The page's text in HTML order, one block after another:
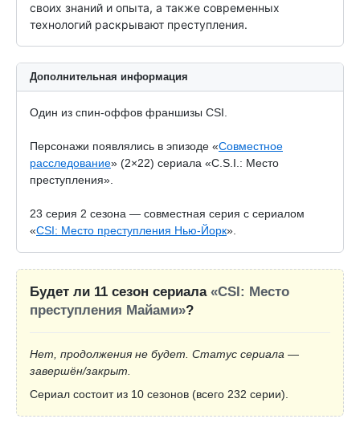
своих знаний и опыта, а также современных
технологий раскрывают преступления.
Дополнительная информация
Один из спин-оффов франшизы CSI.
Персонажи появлялись в эпизоде «Совместное
расследование» (2×22) сериала «C.S.I.: Место
преступления».
23 серия 2 сезона — совместная серия с сериалом
«CSI: Место преступления Нью-Йорк».
Будет ли 11 сезон сериала «CSI: Место
преступления Майами»?
Нет, продолжения не будет. Статус сериала —
завершён/закрыт.
Сериал состоит из 10 сезонов (всего 232 серии).